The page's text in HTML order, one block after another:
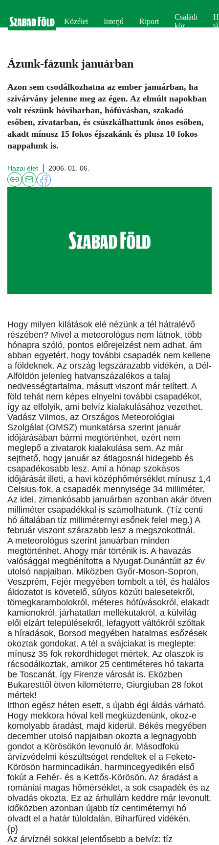
Közélet Interjú Riport
Családi
kör
Ázunk-fázunk januárban
Azon sem csodálkozhatna az ember januárban, ha
szivárvány jelenne meg az égen. Az elmúlt napokban
volt részünk hóviharban, hófúvásban, szakadó
esőben, zivatarban, és csúszkálhattunk ónos esőben,
akadt mínusz 15 fokos éjszakánk és plusz 10 fokos
nappalunk is.
Hazai élet 2006. 01. 06.
Hogy milyen kilátások elé nézünk a tél hátralévő
részében? Mivel a meteorológus nem látnok, több
hónapra szóló, pontos előrejelzést nem adhat, ám
abban egyetért, hogy további csapadék nem kellene
a földeknek. Az ország legszárazabb vidékén, a Dél-
Alföldön jelenleg hatvanszázalékos a talaj
nedvességtartalma, másutt viszont már telített. A
föld tehát nem képes elnyelni további csapadékot,
így az elfolyik, ami belvíz kialakulásához vezethet.
Vadász Vilmos, az Országos Meteorológiai
Szolgálat (OMSZ) munkatársa szerint január
időjárásában bármi megtörténhet, ezért nem
meglepő a zivatarok kialakulása sem. Az már
sejthető, hogy január az átlagosnál hidegebb és
csapadékosabb lesz. Ami a hónap szokásos
időjárását illeti, a havi középhőmérséklet mínusz 1,4
Celsius-fok, a csapadék mennyisége 34 milliméter.
Az idei, zimankósabb januárban azonban akár ötven
milliméter csapadékkal is számolhatunk. (Tíz centi
hó általában tíz milliméternyi esőnek felel meg.) A
február viszont szárazabb lesz a megszokottnál.
A meteorológus szerint januárban minden
megtörténhet. Ahogy már történik is. A havazás
valósággal megbénította a Nyugat-Dunántúlt az év
utolsó napjaiban. Miközben Győr-Moson-Sopron,
Veszprém, Fejér megyében tombolt a tél, és halálos
áldozatot is követelő, súlyos közúti balesetekről,
tömegkarambolokról, méteres hófúvásokról, elakadt
kamionokról, járhatatlan mellékutakról, a külvilág
elől elzárt településekről, lefagyott váltókról szóltak
a híradások, Borsod megyében hatalmas esőzések
okoztak gondokat. A tél a svájciakat is meglepte:
mínusz 35 fok rekordhideget mértek. Az olaszok is
rácsodálkoztak, amikor 25 centiméteres hó takarta
be Toscanát, így Firenze városát is. Eközben
Bukaresttől ötven kilométerre, Giurgiuban 28 fokot
mértek!
Itthon egész héten esett, s újabb égi áldás várható.
Hogy mekkora hóval kell megküzdenünk, okoz-e
komolyabb áradást, majd kiderül. Békés megyében
december utolsó napjaiban okozta a legnagyobb
gondot a Körösökön levonuló ár. Másodfokú
árvízvédelmi készültséget rendeltek el a Fekete-
Körösön harmincadikán, harmincegyedikén első
fokút a Fehér- és a Kettős-Körösön. Az áradást a
romániai magas hőmérséklet, a sok csapadék és az
olvadás okozta. Ez az árhullám keddre már levonult,
időközben azonban újabb tíz centiméternyi hó
olvadt el a határ túloldalán, Biharfüred vidékén.
{p}
Az árvíznél sokkal jelentősebb a belvíz: tíz